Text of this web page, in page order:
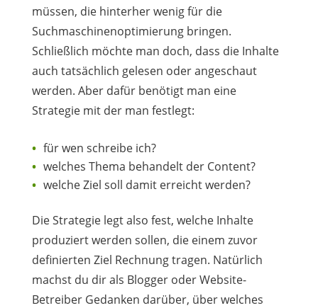
müssen, die hinterher wenig für die
Suchmaschinenoptimierung bringen.
Schließlich möchte man doch, dass die Inhalte
auch tatsächlich gelesen oder angeschaut
werden. Aber dafür benötigt man eine
Strategie mit der man festlegt:
für wen schreibe ich?
welches Thema behandelt der Content?
welche Ziel soll damit erreicht werden?
Die Strategie legt also fest, welche Inhalte
produziert werden sollen, die einem zuvor
definierten Ziel Rechnung tragen. Natürlich
machst du dir als Blogger oder Website-
Betreiber Gedanken darüber, über welches